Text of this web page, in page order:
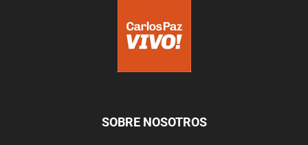
SOBRE NOSOTROS